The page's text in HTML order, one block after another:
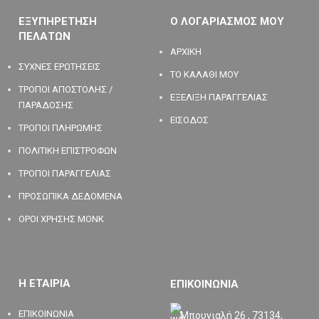
ΕΞΥΠΗΡΕΤΗΣΗ
ΠΕΛΑΤΩΝ
ΣΥΧΝΕΣ ΕΡΩΤΗΣΕΙΣ
ΤΡΟΠΟΙ ΑΠΟΣΤΟΛΗΣ /
ΠΑΡΑΔΟΣΗΣ
ΤΡΟΠΟΙ ΠΛΗΡΩΜΗΣ
ΠΟΛΙΤΙΚΗ ΕΠΙΣΤΡΟΦΩΝ
ΤΡΟΠΟΙ ΠΑΡΑΓΓΕΛΙΑΣ
ΠΡΟΣΩΠΙΚΑ ΔΕΔΟΜΕΝΑ
ΟΡΟΙ ΧΡΗΣΗΣ MONK
Ο ΛΟΓΑΡΙΑΣΜΟΣ ΜΟΥ
ΑΡΧΙΚΗ
ΤΟ ΚΑΛΑΘΙ ΜΟΥ
ΕΞΕΛΙΞΗ ΠΑΡΑΓΓΕΛΙΑΣ
ΕΙΣΟΔΟΣ
Η ΕΤΑΙΡΙΑ
ΕΠΙΚΟΙΝΩΝΙΑ
ΕΠΙΚΟΙΝΩΝΙΑ
Μπουνιαλή 26 , 73134,